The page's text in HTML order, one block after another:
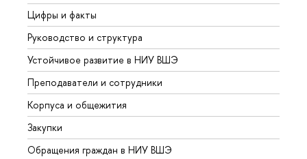
Цифры и факты
Руководство и структура
Устойчивое развитие в НИУ ВШЭ
Преподаватели и сотрудники
Корпуса и общежития
Закупки
Обращения граждан в НИУ ВШЭ